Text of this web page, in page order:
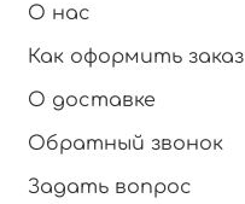
О нас
Как оформить заказ
О доставке
Обратный звонок
Задать вопрос